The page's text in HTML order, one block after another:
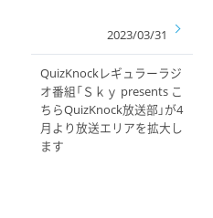
2023/03/31
QuizKnockレギュラーラジ
オ番組「Ｓｋｙ presents こ
ちらQuizKnock放送部」が4
月より放送エリアを拡大し
ます